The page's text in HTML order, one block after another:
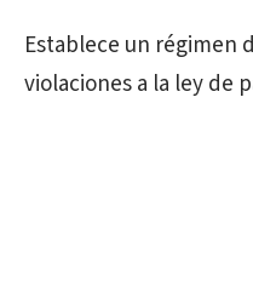
Establece un régimen
violaciones a la ley de